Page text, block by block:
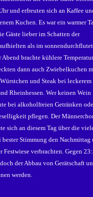
und erfreuten sich an Kaffee
Kuchen. Es war ein warmer
Gäste lieber im Schatten der
als im
Abend brachte kühlere
dann auch Zwiebelkuchen
und Steak bei leckerem
Rheinhessen. Wer keinen Wein
bei alkoholfreien Getränken
pflegen. Der
sich an diesem Tag über die
bester Stimmung den Nachmittag
Festwiese verbrachten. Gegen
der Abbau von Gerätschaft
werden.